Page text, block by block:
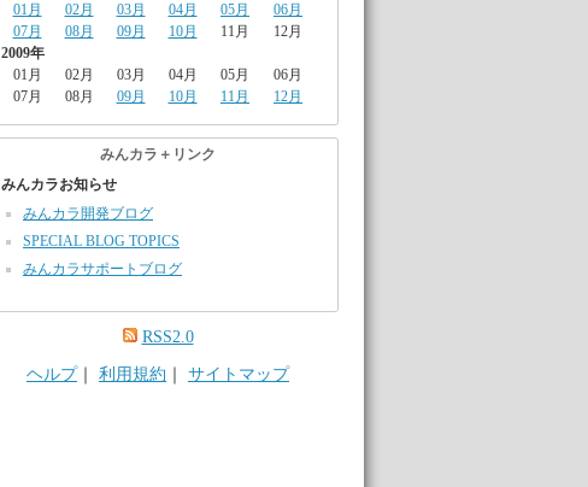
01月
02月 03月 04月 05月
06月
07月
08月 09月 10月 11月
12月
2009年
01月
02月 03月 04月 05月
06月
07月
08月 09月 10月 11月 12月
みんカラ＋リンク
みんカラお知らせ
みんカラ開発ブログ
SPECIAL BLOG TOPICS
みんカラサポートブログ
RSS2.0
ヘルプ 利用規約 サイトマップ